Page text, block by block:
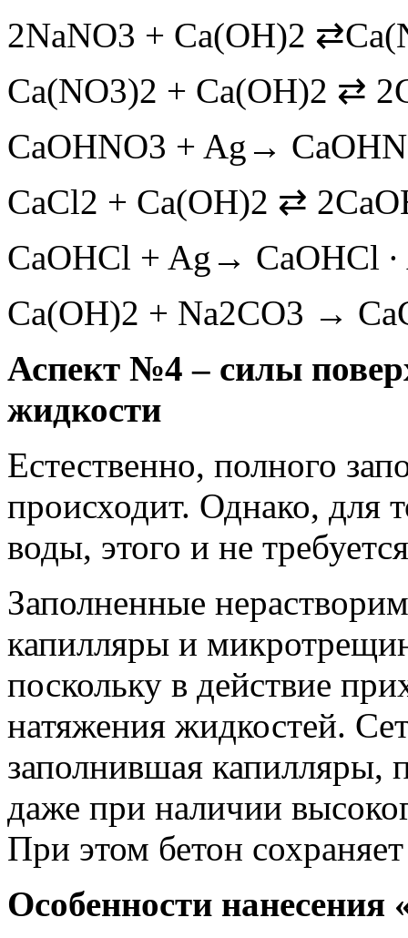
2NaNO3 + Ca(OH)2
Ca(NO3)2 + Ca(OH)2 ⇄
CaOHNO3 + Ag→
CaCl2 + Ca(OH)2 ⇄
CaOHCl + Ag→ CaOHCl ·
Ca(OH)2 + Na2CO3 →
Аспект №4 – силы
жидкости
Естественно, полного
происходит. Однако, для
воды, этого и не
Заполненные
капилляры и
поскольку в действие
натяжения жидкостей.
заполнившая капилляры,
даже при наличии
При этом бетон
Особенности нанесения